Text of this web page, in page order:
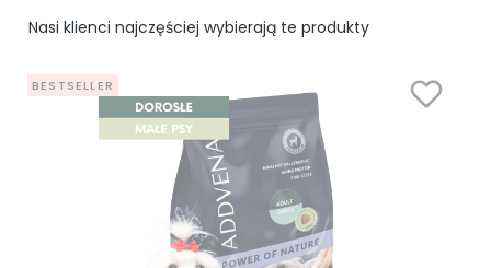
Nasi klienci najczęściej wybierają te produkty
BESTSELLER